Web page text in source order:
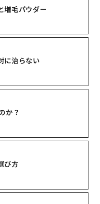
増毛パウダー
に治らない
か？
び方